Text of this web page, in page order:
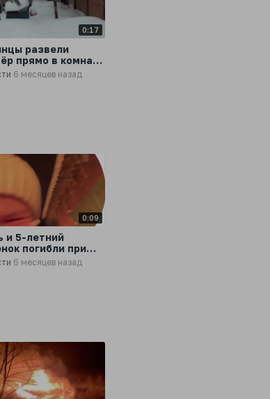
0:17
развели
прямо в комнате
чтобы
но сгорели
6 месяцев назад
0:09
и 5-летний
погибли при
в Подмосковье:
закоротил кабель,
6 месяцев назад